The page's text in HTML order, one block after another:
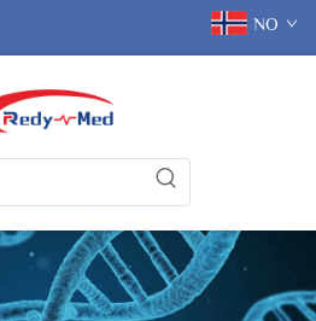
NO